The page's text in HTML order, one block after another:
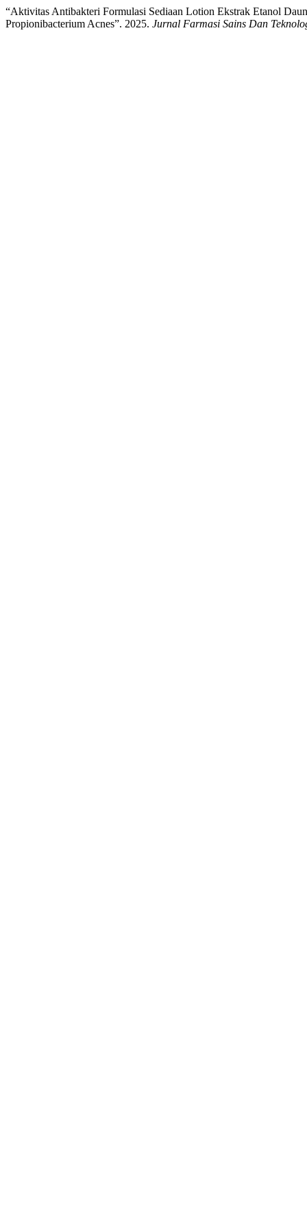
“Aktivitas Antibakteri Formulasi Sediaan Lotion Ekstrak Etanol
Propionibacterium Acnes”. 2025. Jurnal Farmasi Sains Dan